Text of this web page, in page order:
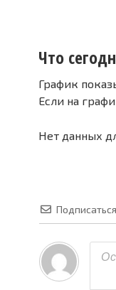
Что
График
Если на
Нет данных
Подписаться